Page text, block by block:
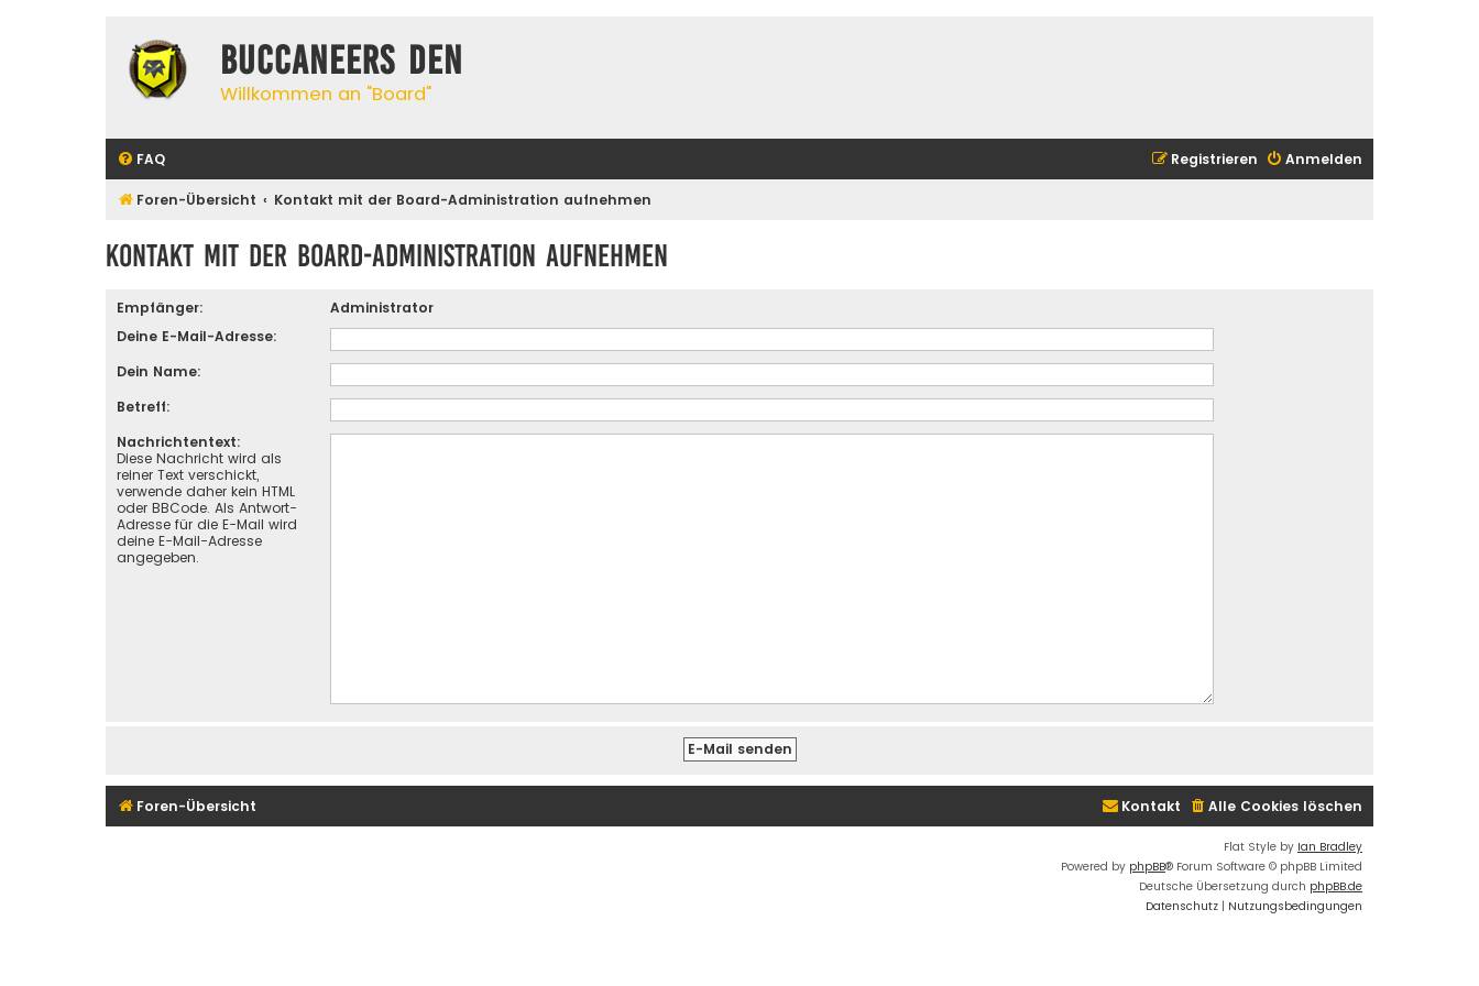
Buccaneers Den
Willkommen an "Board"
FAQ Anmelden
Registrieren
Foren-Übersicht Kontakt mit der Board-Administration aufnehmen
Kontakt mit der Board-Administration aufnehmen
Empfänger:
Administrator
Deine E-Mail-Adresse:
Dein Name:
Betreff:
Nachrichtentext:
Diese Nachricht wird als
reiner Text verschickt,
verwende daher kein HTML
oder BBCode. Als Antwort-
Adresse für die E-Mail wird
deine E-Mail-Adresse
angegeben.
Foren-Übersicht Alle Cookies löschen
Kontakt
Flat Style by Ian Bradley
Powered by phpBB® Forum Software © phpBB Limited
Deutsche Übersetzung durch phpBB.de
Datenschutz | Nutzungsbedingungen